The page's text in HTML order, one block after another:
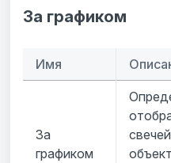
За графиком
Имя
За
графиком